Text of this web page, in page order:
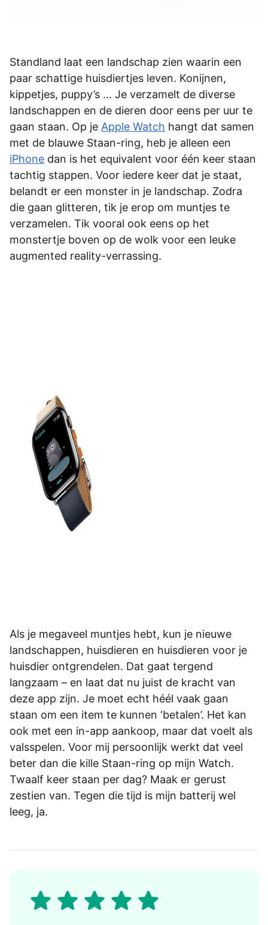
Standland laat een landschap zien waarin een
paar schattige huisdiertjes leven. Konijnen,
kippetjes, puppy’s … Je verzamelt de diverse
landschappen en de dieren door eens per uur te
gaan staan. Op je Apple Watch hangt dat samen
met de blauwe Staan-ring, heb je alleen een
iPhone dan is het equivalent voor één keer staan
tachtig stappen. Voor iedere keer dat je staat,
belandt er een monster in je landschap. Zodra
die gaan glitteren, tik je erop om muntjes te
verzamelen. Tik vooral ook eens op het
monstertje boven op de wolk voor een leuke
augmented reality-verrassing.
Als je megaveel muntjes hebt, kun je nieuwe
landschappen, huisdieren en huisdieren voor je
huisdier ontgrendelen. Dat gaat tergend
langzaam – en laat dat nu juist de kracht van
deze app zijn. Je moet echt héél vaak gaan
staan om een item te kunnen ‘betalen’. Het kan
ook met een in-app aankoop, maar dat voelt als
valsspelen. Voor mij persoonlijk werkt dat veel
beter dan die kille Staan-ring op mijn Watch.
Twaalf keer staan per dag? Maak er gerust
zestien van. Tegen die tijd is mijn batterij wel
leeg, ja.